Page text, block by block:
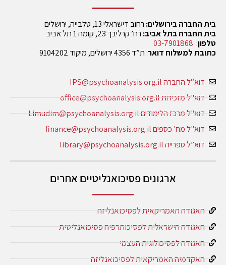
בית החברה בירושלים: רחוב דישראלי 13, טלבייה, ירושלים
בית החברה בתל אביב: רח’ קרליבך 23, קומה 1 תל אביב
טלפון:
03-7901868
כתובת למשלוח דואר: ת”ד 4356 ירושלים, מיקוד 9104202
דוא”ל החברה IPS@psychoanalysis.org.il
דוא"ל מזכירות office@psychoanalysis.org.il
דוא"ל מרכז הלימודים Limudim@psychoanalysis.org.il
דוא"ל מח' כספים finance@psychoanalysis.org.il
דוא”ל ספרייה library@psychoanalysis.org.il
ארגונים פסיכואנליטיים אחרים
האגודה האמריקאית לפסיכואנליזה
האגודה הישראלית לפסיכותרפיה פסיכואנליטית
האגודה לפסיכולוגית העצמי
האקדמיה האמריקאית לפסיכואנליזה